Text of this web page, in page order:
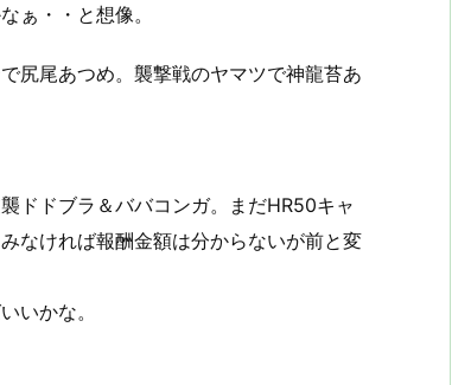
ぁ・・と想像。
尻尾あつめ。襲撃戦のヤマツで神龍苔あ
ドドブラ＆ババコンガ。まだHR50キャ
なければ報酬金額は分からないが前と変
いかな。